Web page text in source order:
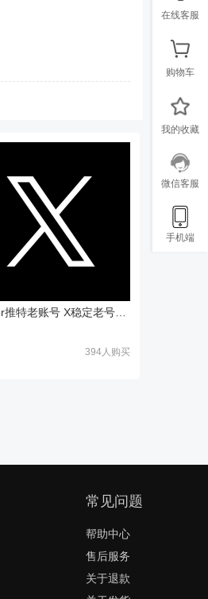
394人购买
常见问题
帮助中心
售后服务
关于退款
在线客服
购物车
我的收藏
微信客服
手机端